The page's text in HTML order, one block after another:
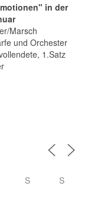
in der
Marsch
und Orchester
1.Satz
S S